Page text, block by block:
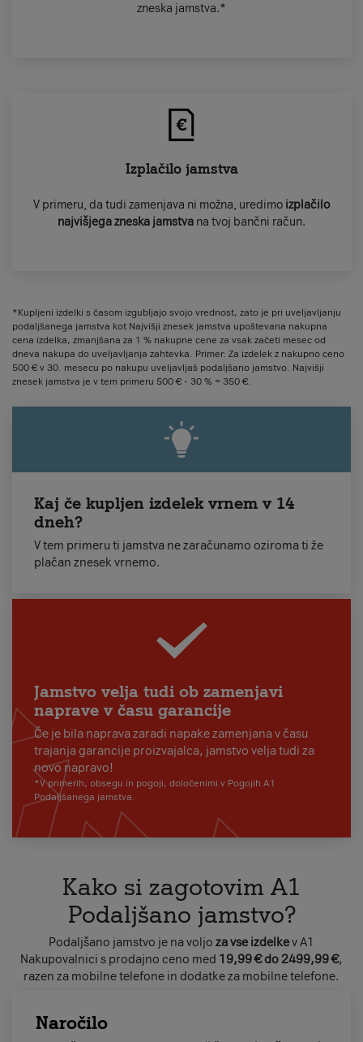
zneska jamstva.*
Izplačilo jamstva
V primeru, da tudi zamenjava ni možna, uredimo izplačilo
najvišjega zneska jamstva na tvoj bančni račun.
*Kupljeni izdelki s časom izgubljajo svojo vrednost, zato je pri uveljavljanju
podaljšanega jamstva kot Najvišji znesek jamstva upoštevana nakupna
cena izdelka, zmanjšana za 1 % nakupne cene za vsak začeti mesec od
dneva nakupa do uveljavljanja zahtevka. Primer: Za izdelek z nakupno ceno
500 € v 30. mesecu po nakupu uveljavljaš podaljšano jamstvo. Najvišji
znesek jamstva je v tem primeru 500 € - 30 % = 350 €.
Kaj če kupljen izdelek vrnem v 14
dneh?
V tem primeru ti jamstva ne zaračunamo oziroma ti že
plačan znesek vrnemo.
Jamstvo velja tudi ob zamenjavi
naprave v času garancije
Če je bila naprava zaradi napake zamenjana v času
trajanja garancije proizvajalca, jamstvo velja tudi za
novo napravo!
*V primerih, obsegu in pogoji, določenimi v Pogojih A1
Podaljšanega jamstva.
Kako si zagotovim A1
Podaljšano jamstvo?
Podaljšano jamstvo je na voljo za vse izdelkev A1
Nakupovalnici s prodajno ceno med 19,99 € do 2499,99 €,
razen za mobilne telefone in dodatke za mobilne telefone.
Naročilo